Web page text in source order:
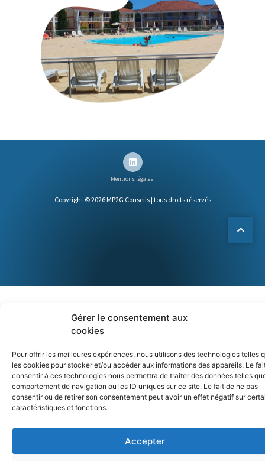
Gérer le consentement aux
cookies
Pour offrir les meilleures expériences, nous utilisons des technologies telles
les cookies pour stocker et/ou accéder aux informations des appareils. Le
consentir à ces technologies nous permettra de traiter des données telles
comportement de navigation ou les ID uniques sur ce site. Le fait de ne pas
consentir ou de retirer son consentement peut avoir un effet négatif sur
caractéristiques et fonctions.
Accepter
Mentions légales
Copyright © 2026 MP2G Conseils | tous droits réservés